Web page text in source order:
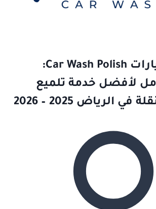
مغسلة سيارات Car Wash Polish:
لأفضل خدمة تلميع
الرياض 2025 – 2026